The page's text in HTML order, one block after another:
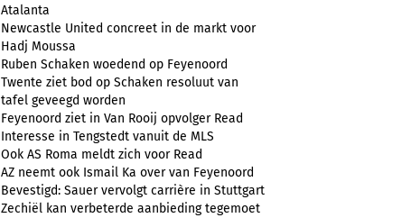
Atalanta
Newcastle United concreet in de markt voor
Hadj Moussa
Ruben Schaken woedend op Feyenoord
Twente ziet bod op Schaken resoluut van
tafel geveegd worden
Feyenoord ziet in Van Rooij opvolger Read
Interesse in Tengstedt vanuit de MLS
Ook AS Roma meldt zich voor Read
AZ neemt ook Ismail Ka over van Feyenoord
Bevestigd: Sauer vervolgt carrière in Stuttgart
Zechiël kan verbeterde aanbieding tegemoet